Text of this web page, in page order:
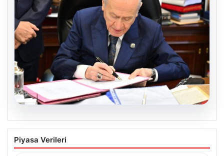
05.08.2026
Bahçeli’den çerçeve yasa açıklaması:
Bin yıllık kardeşliğimiz tescillendi
Piyasa Verileri